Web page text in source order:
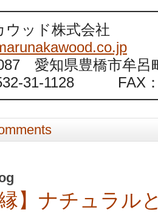
ッド株式会社
愛知県豊橋市牟呂
31-1128 FAX：
縁】ナチュラル